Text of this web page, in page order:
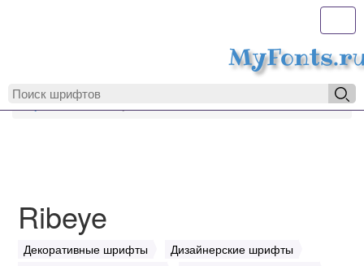
MyFonts.ru
Ribeye
Декоративные шрифты
Дизайнерские шрифты